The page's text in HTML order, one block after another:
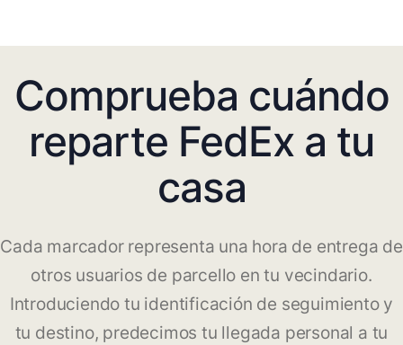
Comprueba cuándo
reparte FedEx a tu
casa
Cada marcador representa una hora de entrega de
otros usuarios de parcello en tu vecindario.
Introduciendo tu identificación de seguimiento y
tu destino, predecimos tu llegada personal a tu